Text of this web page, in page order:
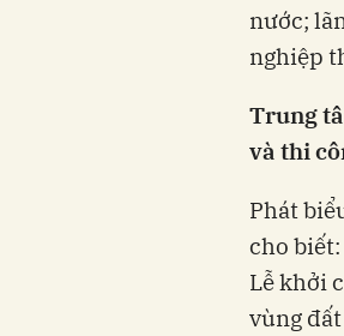
nước;
nghiệp
Trung
và thi
Phát
cho
Lễ khởi
vùng